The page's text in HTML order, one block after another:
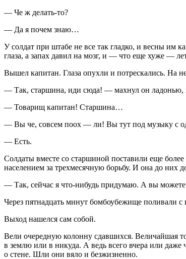
— Че ж делать-то?
— Да я почем знаю…
У солдат при штабе не все так гладко, и весны им
глаза, а запах давил на мозг, и — что еще хуже —
Вышел капитан. Глаза опухли и потрескались. На
— Так, старшина, иди сюда! — махнул он ладонью,
— Товарищ капитан! Старшина…
— Вы че, совсем поох — ли! Вы тут под музыку с
— Есть.
Солдаты вместе со старшиной поставили еще
населением за трехмесячную борьбу. И она до
— Так, сейчас я что-нибудь придумаю. А вы можете
Через пятнадцать минут бомбоубежище поливали
Выход нашелся сам собой.
Вели очередную колонну сдавшихся. Величайшая
в землю или в никуда. А ведь всего вчера или
о стене. Шли они вяло и безжизненно.